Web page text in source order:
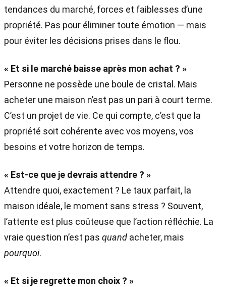
tendances du marché, forces et faiblesses d’une
propriété. Pas pour éliminer toute émotion — mais
pour éviter les décisions prises dans le flou.
« Et si le marché baisse après mon achat ? »
Personne ne possède une boule de cristal. Mais
acheter une maison n’est pas un pari à court terme.
C’est un projet de vie. Ce qui compte, c’est que la
propriété soit cohérente avec vos moyens, vos
besoins et votre horizon de temps.
« Est-ce que je devrais attendre ? »
Attendre quoi, exactement ? Le taux parfait, la
maison idéale, le moment sans stress ? Souvent,
l’attente est plus coûteuse que l’action réfléchie. La
vraie question n’est pas quand acheter, mais
pourquoi.
« Et si je regrette mon choix ? »